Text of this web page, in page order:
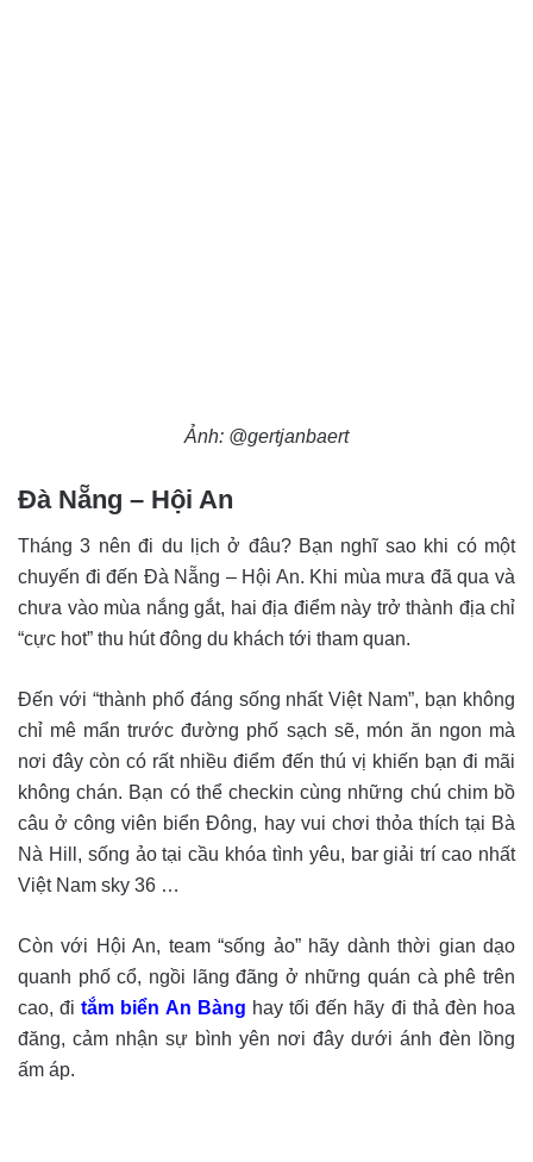
Ảnh: @gertjanbaert
Đà Nẵng – Hội An
Tháng 3 nên đi du lịch ở đâu? Bạn nghĩ sao khi có một
chuyến đi đến Đà Nẵng – Hội An. Khi mùa mưa đã qua và
chưa vào mùa nắng gắt, hai địa điểm này trở thành địa chỉ
“cực hot” thu hút đông du khách tới tham quan.
Đến với “thành phố đáng sống nhất Việt Nam”, bạn không
chỉ mê mẩn trước đường phố sạch sẽ, món ăn ngon mà
nơi đây còn có rất nhiều điểm đến thú vị khiến bạn đi mãi
không chán. Bạn có thể checkin cùng những chú chim bồ
câu ở công viên biển Đông, hay vui chơi thỏa thích tại Bà
Nà Hill, sống ảo tại cầu khóa tình yêu, bar giải trí cao nhất
Việt Nam sky 36 …
Còn với Hội An, team “sống ảo” hãy dành thời gian dạo
quanh phố cổ, ngồi lãng đãng ở những quán cà phê trên
cao, đitắm biển An Bàng hay tối đến hãy đi thả đèn hoa
đăng, cảm nhận sự bình yên nơi đây dưới ánh đèn lồng
ấm áp.